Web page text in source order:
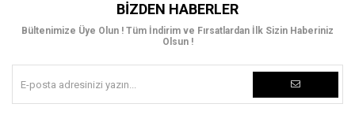
Rahat ve dengeli kullanım
Şıklığın yanında konfor sunanrahat topuklu sandalet modelleri, dengeli
topuk yapısı ve yumuşak iç tabanı sayesinde gün boyu rahatlık sağlar.
Her ortama uyum sağlayan tasarımlar
İster günlük kombinlerde ister özel davetlerde tercih edebileceğiniz
topuklu sandaletler, elbise, etek ve pantolon kombinleriyle mükemmel
BIZDEN HABERLER
Bültenimize Üye Olun ! Tüm İndirim ve Fırsatlardan İlk Sizin Haberiniz
Olsun !